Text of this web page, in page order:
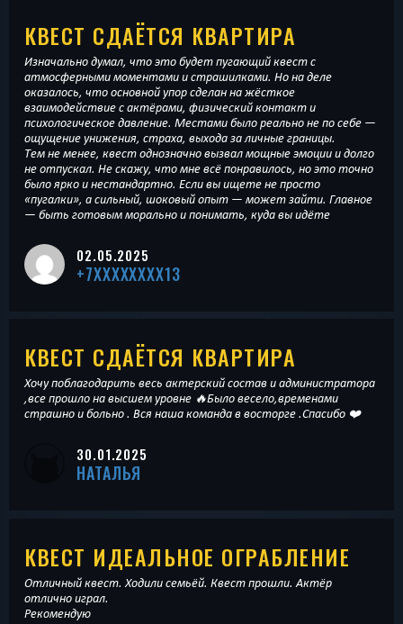
КВЕСТ СДАЁТСЯ КВАРТИРА
Изначально думал, что это будет пугающий квест с
атмосферными моментами и страшилками. Но на деле
оказалось, что основной упор сделан на жёсткое
взаимодействие с актёрами, физический контакт и
психологическое давление. Местами было реально не по себе —
ощущение унижения, страха, выхода за личные границы.
Тем не менее, квест однозначно вызвал мощные эмоции и долго
не отпускал. Не скажу, что мне всё понравилось, но это точно
было ярко и нестандартно. Если вы ищете не просто
«пугалки», а сильный, шоковый опыт — может зайти. Главное
— быть готовым морально и понимать, куда вы идёте
02.05.2025
+7XXXXXXXX13
КВЕСТ СДАЁТСЯ КВАРТИРА
Хочу поблагодарить весь актерский состав и администратора
,все прошло на высшем уровне 🔥Было весело,временами
страшно и больно . Вся наша команда в восторге .Спасибо ❤️
30.01.2025
НАТАЛЬЯ
КВЕСТ ИДЕАЛЬНОЕ ОГРАБЛЕНИЕ
Отличный квест. Ходили семьёй. Квест прошли. Актёр
отлично играл.
Рекомендую